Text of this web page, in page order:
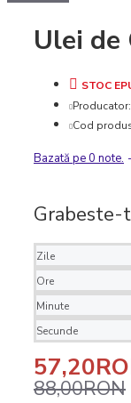
MSM
CLA
MCT
Ulei de
STOC
Producator:
Cod
Bazată pe 0 note. -
Grabeste-
Zile
Ore
Minute
Secunde
88,00RON